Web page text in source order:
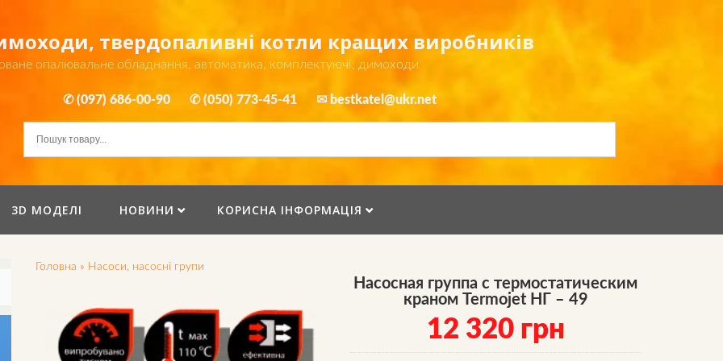
твердопаливні котли кращих виробників
опалювальне обладнання, автоматика, комплектуючі, димоходи
✆ (097) 686-00-90 ✆ (050) 773-45-41 ✉ bestkatel@ukr.net
3D МОДЕЛІ НОВИНИ КОРИСНА ІНФОРМАЦІЯ
Головна » Насоси, насосні групи
Насосная группа с термостатическим
краном Termojet НГ – 49
12 320 грн